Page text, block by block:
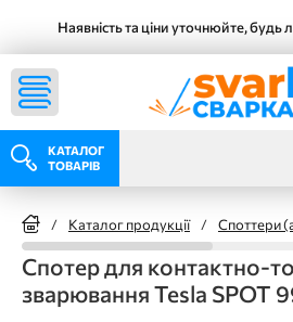
Наявність та ціни уточнюйте, будь
КАТАЛОГ
ТОВАРІВ
/ Каталог продукції / Споттери
Спотер для контактно-
зварювання Tesla SPOT